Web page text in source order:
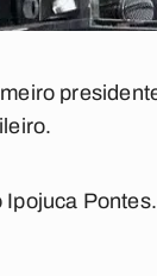
Ipojuca Pontes.